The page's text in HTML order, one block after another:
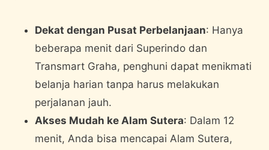
Dekat dengan Pusat Perbelanjaan: Hanya
beberapa menit dari Superindo dan
Transmart Graha, penghuni dapat menikmati
belanja harian tanpa harus melakukan
perjalanan jauh.
Akses Mudah ke Alam Sutera: Dalam 12
menit, Anda bisa mencapai Alam Sutera,